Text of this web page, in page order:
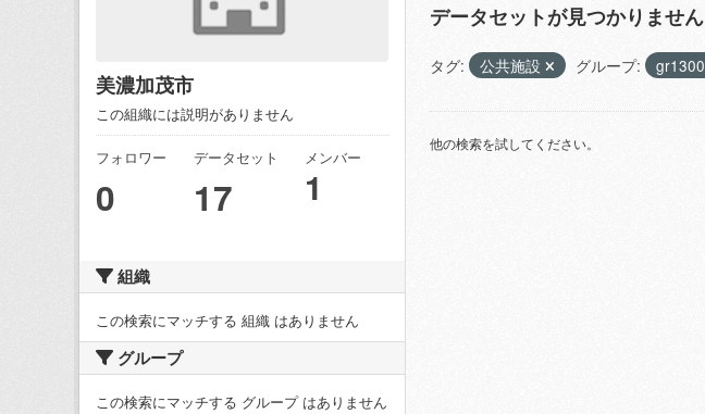
美濃加茂市
この組織には説明がありません
フォロワー
0
データセット
17
メンバー
1
組織
この検索にマッチする 組織 はありません
グループ
この検索にマッチする グループ はありません
データセットが見つかりません
タグ: 公共施設 グループ: gr1300
他の検索を試してください。